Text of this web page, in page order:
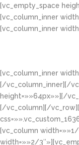
[vc_empty_space
[vc_column_inner
[vc_column_inner
[vc_column_inner
[/vc_column_inner][/
height=»»64px»»][/
[/vc_column][/
[vc_column
width=»»2/